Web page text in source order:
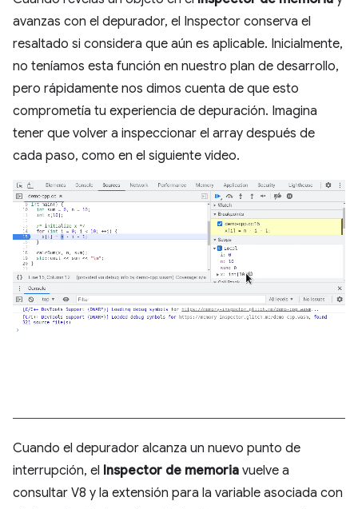
avanzas con el depurador, el Inspector conserva el
resaltado si considera que aún es aplicable. Inicialmente,
no teníamos esta función en nuestro plan de desarrollo,
pero rápidamente nos dimos cuenta de que esto
comprometía tu experiencia de depuración. Imagina
tener que volver a inspeccionar el array después de
cada paso, como en el siguiente video.
Cuando el depurador alcanza un nuevo punto de
interrupción, el Inspector de memoria vuelve a
consultar V8 y la extensión para la variable asociada con